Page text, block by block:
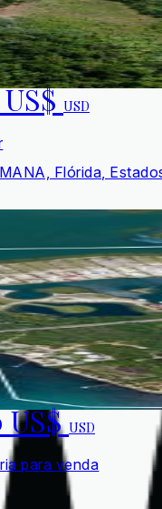
USD
Flórida,
US$USD
para venda